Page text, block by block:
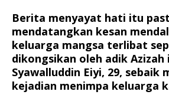
Berita menyayat hati itu
mendatangkan kesan
keluarga mangsa terlibat
dikongsikan oleh adik Azizah
Syawalluddin Eiyi, 29, sebaik
kejadian menimpa keluarga